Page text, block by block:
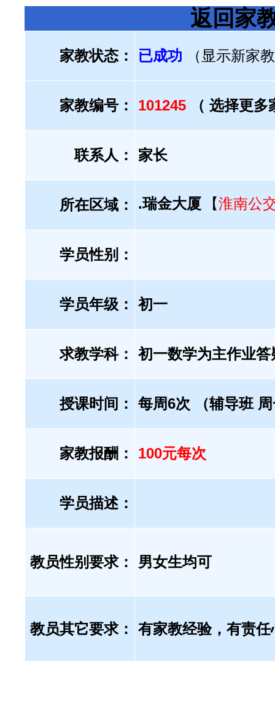
返回家
家教状态： 已成功 （显示新家
家教编号： 101245 （ 选择更
联系人： 家长
所在区域： .瑞金大厦 【淮南公
学员性别：
学员年级： 初一
求教学科： 初一数学为主作业答
授课时间： 每周6次 （辅导班
家教报酬： 100元每次
学员描述：
教员性别要求： 男女生均可
教员其它要求： 有家教经验，有责任